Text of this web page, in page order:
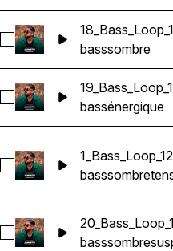
Sélectionnez
basssombre
Sélectionnez
bassénergique
Sélectionnez
basssombre
Sélectionnez
basssombre